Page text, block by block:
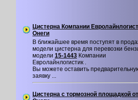
Цистерна Компании
Онеги
В ближайшее время поступят в
модели цистерна для перевозки
модели 15-1443 Компании
Евролайнлогистик .
Вы можете оставить
заявку ...
Цистерна с тормозной площадкой от